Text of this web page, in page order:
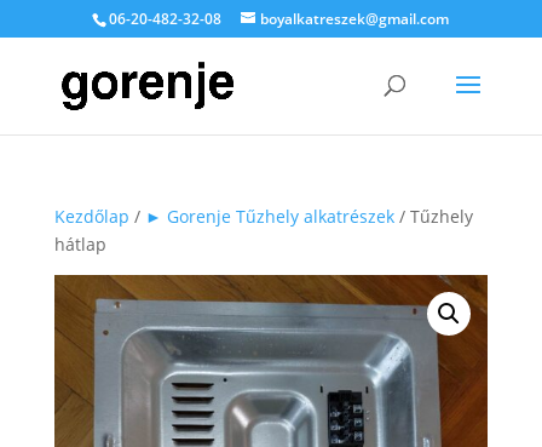
06-20-482-32-08 boyalkatreszek@gmail.com
Kezdőlap / ► Gorenje Tűzhely alkatrészek/ Tűzhely
hátlap